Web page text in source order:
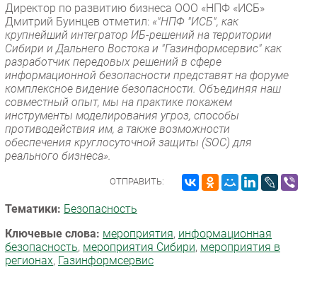
Директор по развитию бизнеса ООО «НПФ «ИСБ»
Дмитрий Буинцев отметил: «"НПФ "ИСБ", как
крупнейший интегратор ИБ-решений на территории
Сибири и Дальнего Востока и "Газинформсервис" как
разработчик передовых решений в сфере
информационной безопасности представят на форуме
комплексное видение безопасности. Объединяя наш
совместный опыт, мы на практике покажем
инструменты моделирования угроз, способы
противодействия им, а также возможности
обеспечения круглосуточной защиты (SOC) для
реального бизнеса».
ОТПРАВИТЬ:
Тематики: Безопасность
Ключевые слова: мероприятия, информационная
безопасность, мероприятия Сибири, мероприятия в
регионах, Газинформсервис